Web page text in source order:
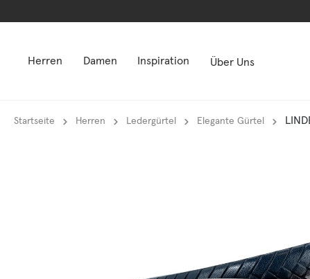
Herren Damen Inspiration Über Uns
Startseite Herren Ledergürtel Elegante Gürtel